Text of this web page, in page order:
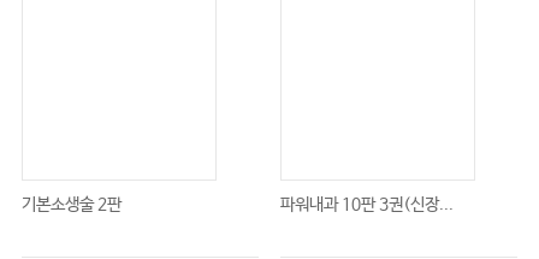
기본소생술 2판 파워내과 10판 3권(신장...